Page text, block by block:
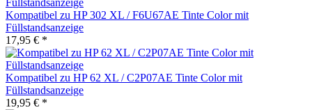
Kompatibel zu HP 302 XL / F6U67AE Tinte Color mit
Füllstandsanzeige
17,95 € *
Kompatibel zu HP 62 XL / C2P07AE Tinte Color mit
Füllstandsanzeige
19,95 € *